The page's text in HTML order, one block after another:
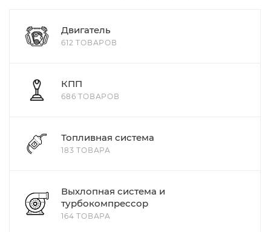
Двигатель
612 ТОВАРОВ
КПП
686 ТОВАРОВ
Топливная система
183 ТОВАРА
Выхлопная система и
турбокомпрессор
164 ТОВАРА